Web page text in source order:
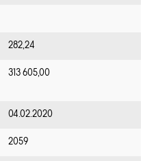
282,24
313 605,00
04.02.2020
2059